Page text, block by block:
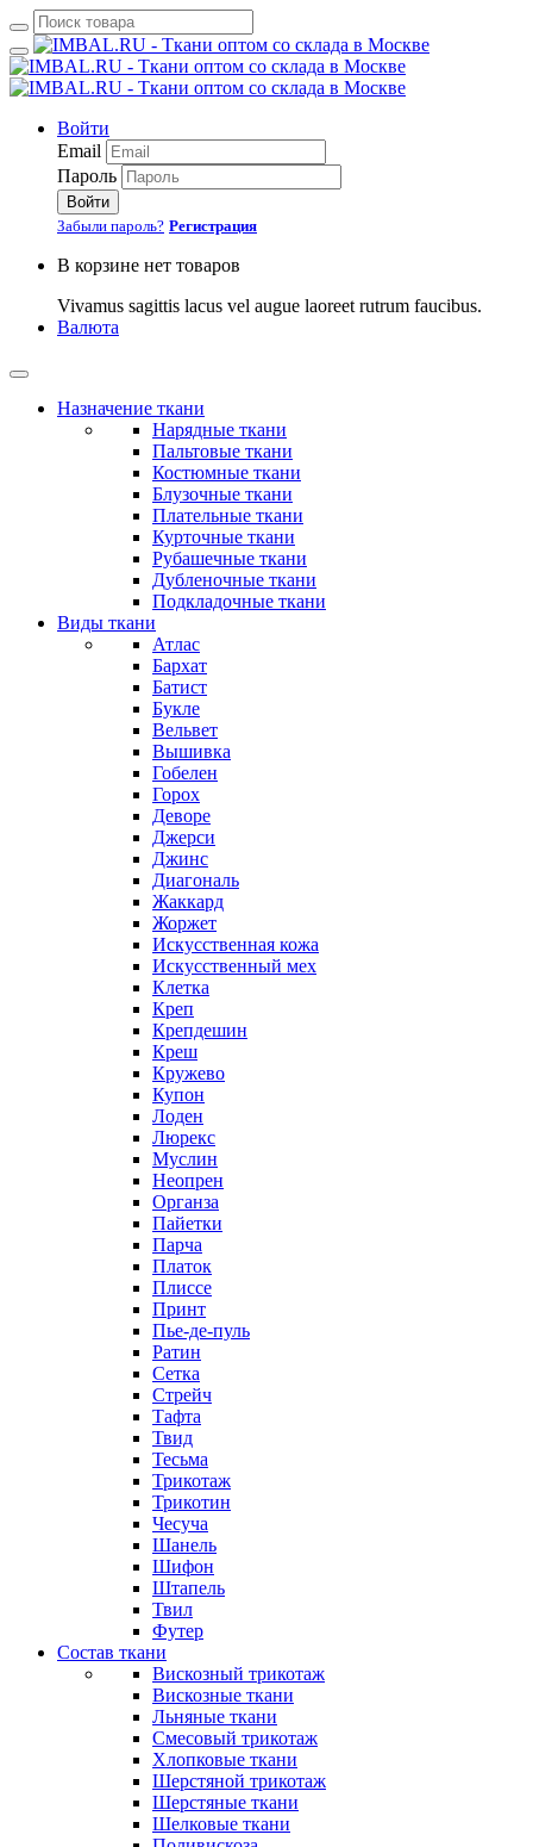
Войти
Email
Пароль
Войти
Забыли пароль? Регистрация
В корзине нет товаров
Vivamus sagittis lacus vel augue laoreet rutrum faucibus.
Валюта
Назначение ткани
Нарядные ткани
Пальтовые ткани
Костюмные ткани
Блузочные ткани
Плательные ткани
Курточные ткани
Рубашечные ткани
Дубленочные ткани
Подкладочные ткани
Виды ткани
Атлас
Бархат
Батист
Букле
Вельвет
Вышивка
Гобелен
Горох
Деворе
Джерси
Джинс
Диагональ
Жаккард
Жоржет
Искусственная кожа
Искусственный мех
Клетка
Креп
Крепдешин
Креш
Кружево
Купон
Лоден
Люрекс
Муслин
Неопрен
Органза
Пайетки
Парча
Платок
Плиссе
Принт
Пье-де-пуль
Ратин
Сетка
Стрейч
Тафта
Твид
Тесьма
Трикотаж
Трикотин
Чесуча
Шанель
Шифон
Штапель
Твил
Футер
Состав ткани
Вискозный трикотаж
Вискозные ткани
Льняные ткани
Смесовый трикотаж
Хлопковые ткани
Шерстяной трикотаж
Шерстяные ткани
Шелковые ткани